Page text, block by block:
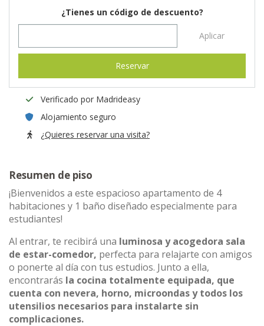
¿Tienes un código de descuento?
Aplicar
Reservar
Verificado por Madrideasy
Alojamiento seguro
¿Quieres reservar una visita?
Resumen de piso
¡Bienvenidos a este espacioso apartamento de 4
habitaciones y 1 baño diseñado especialmente para
estudiantes!
Al entrar, te recibirá una luminosa y acogedora sala
de estar-comedor, perfecta para relajarte con amigos
o ponerte al día con tus estudios. Junto a ella,
encontrarás la cocina totalmente equipada, que
cuenta con nevera, horno, microondas y todos los
utensilios necesarios para instalarte sin
complicaciones.